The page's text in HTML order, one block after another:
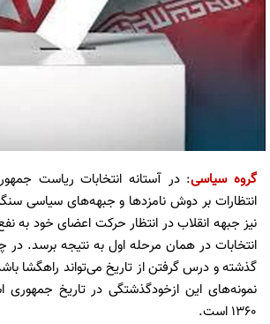
گروه سیاسی: در آستانه انتخابات ریاست
انتظارات بر دوش نامزدها و جبهه‌های سیاسی
نیز جبهه انقلاب در انتظار حرکت اعضای خود به
انتخابات در همان مرحله اول به نتیجه برسد. در
گذشته و درس گرفتن از تاریخ می‌تواند راهگشا
نمونه‌های این ازخودگذشتگی در تاریخ جمهوری
۱۳۶۰ است.